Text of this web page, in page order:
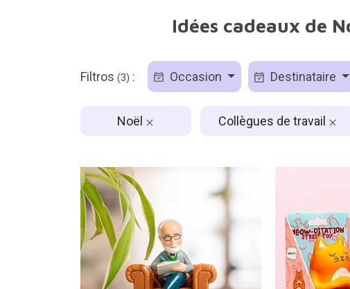
Idées cadeaux de
Filtros (3) : Occasion Destinataire
Noël Collègues de travail